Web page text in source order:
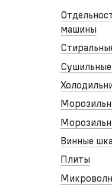
машины
Винные
Плиты